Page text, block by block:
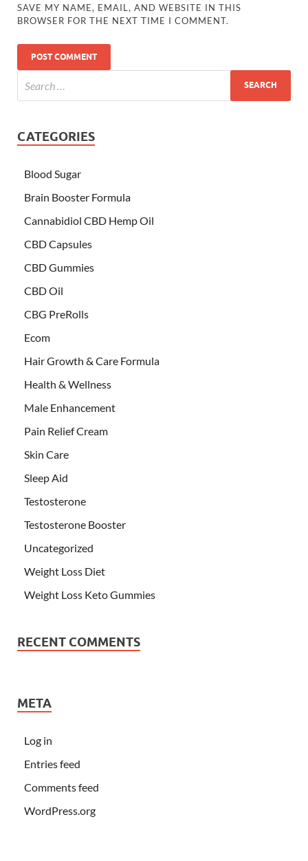
SAVE MY NAME, EMAIL, AND WEBSITE IN THIS
BROWSER FOR THE NEXT TIME I COMMENT.
CATEGORIES
Blood Sugar
Brain Booster Formula
Cannabidiol CBD Hemp Oil
CBD Capsules
CBD Gummies
CBD Oil
CBG PreRolls
Ecom
Hair Growth & Care Formula
Health & Wellness
Male Enhancement
Pain Relief Cream
Skin Care
Sleep Aid
Testosterone
Testosterone Booster
Uncategorized
Weight Loss Diet
Weight Loss Keto Gummies
RECENT COMMENTS
META
Log in
Entries feed
Comments feed
WordPress.org